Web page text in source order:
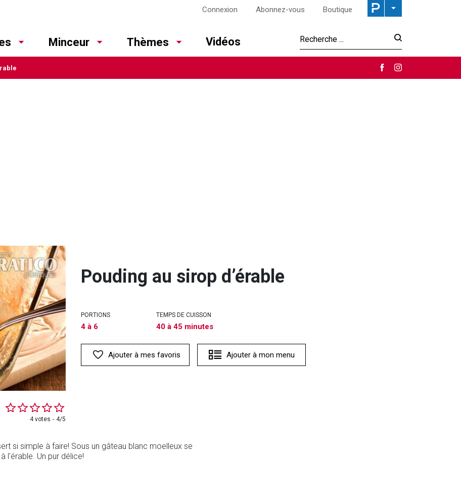
Connexion Abonnez-vous Boutique
Minceur Thèmes Vidéos
4 votes 4/5
Pouding au sirop d’érable
PORTIONS
4 à 6
TEMPS DE CUISSON
40 à 45 minutes
Ajouter à mes favoris Ajouter à mon menu
si simple à faire! Sous un gâteau blanc moelleux se
l'érable. Un pur délice!